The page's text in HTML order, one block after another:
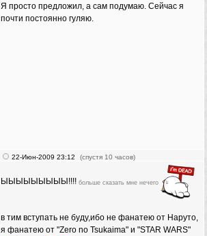
Я просто предложил, а сам подумаю. Сейчас я
почти постоянно гуляю.
22-Июн-2009 23:12 (спустя 10 часов)
ЫЫЫЫЫЫЫЫЫ!!!! больше сказать мне нечего
в тим вступать не буду,ибо не фанатею от Наруто,
я фанатею от "Zero no Tsukaima" и "STAR WARS"